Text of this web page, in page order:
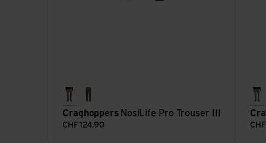
pebblewoodland green
Craghoppers NosiLife Pro Trouser III
CHF 124,90 CHF